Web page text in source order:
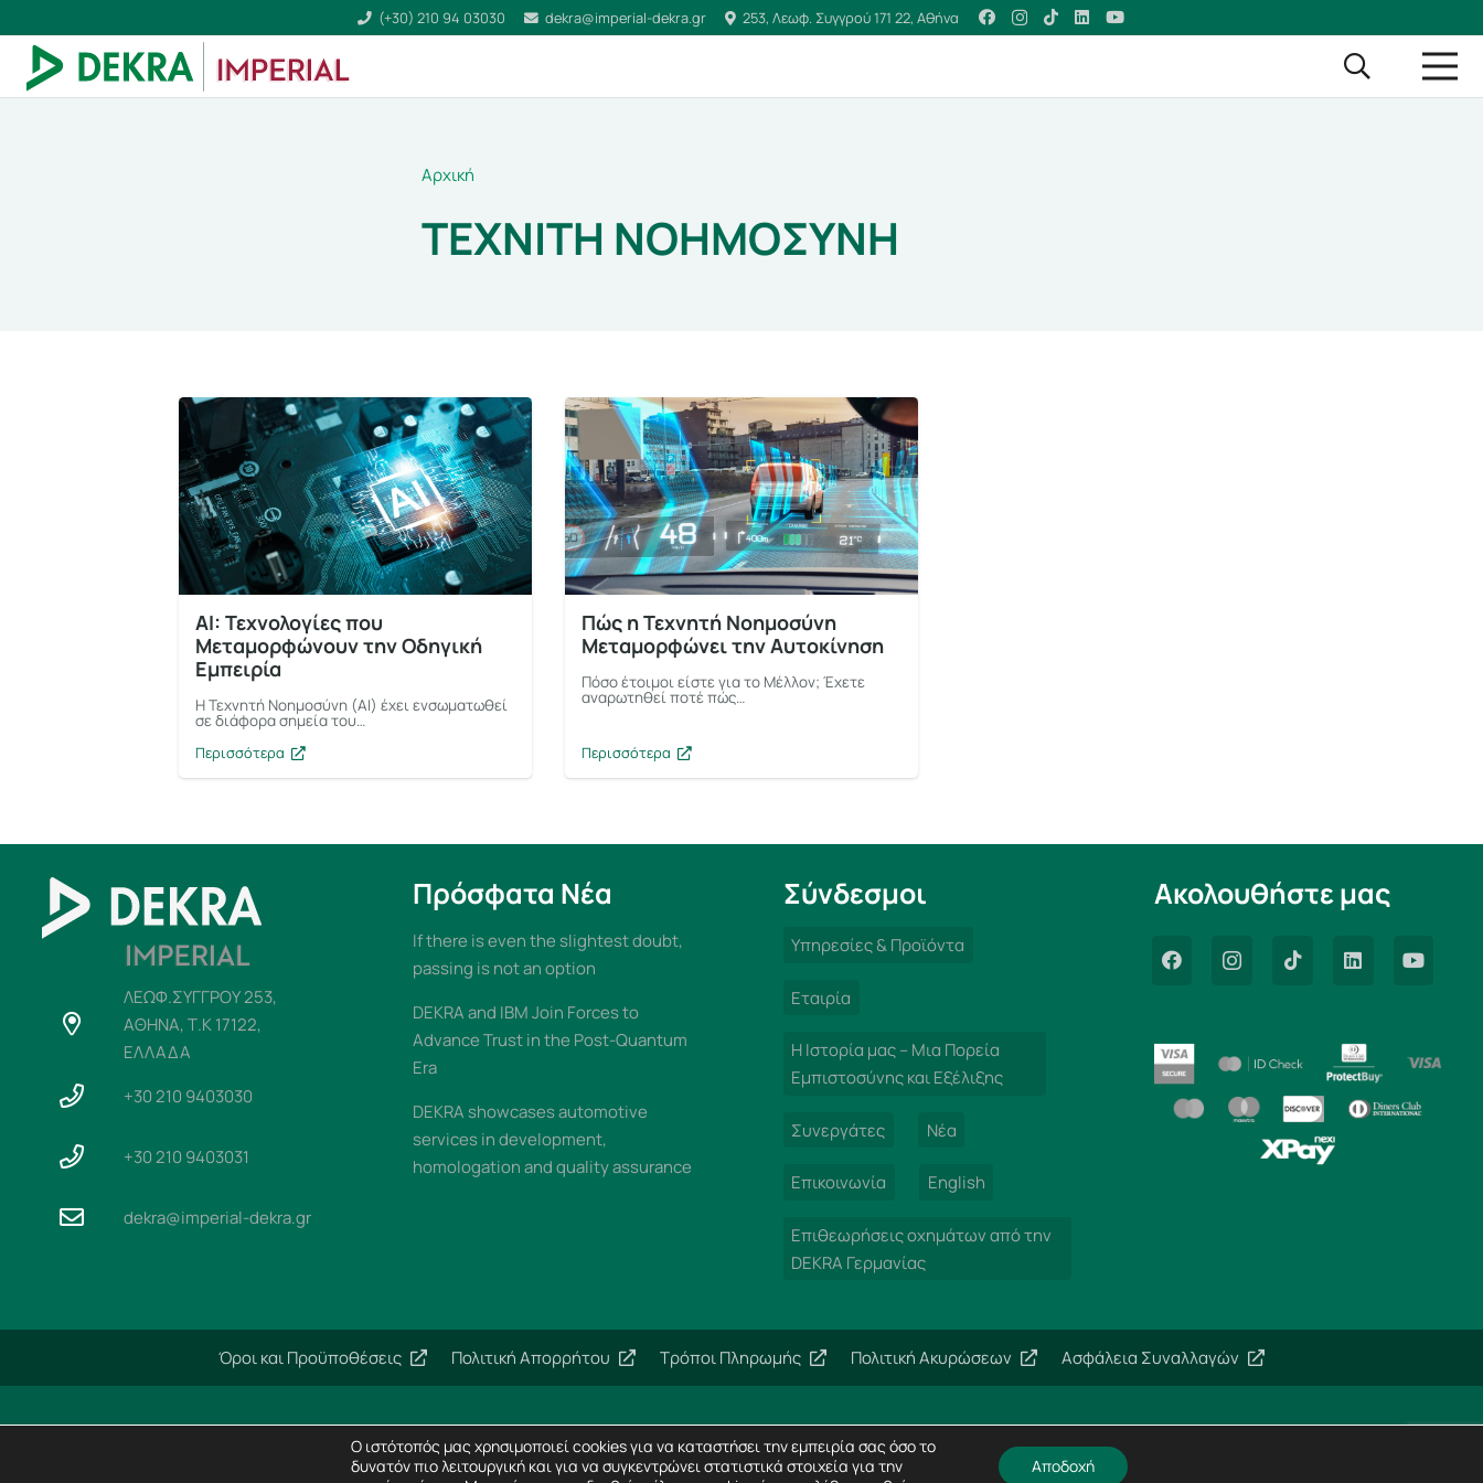
(+30) 210 94 03030 dekra@imperial-dekra.gr 253, Λεωφ. Συγγρού 171 22, Αθήνα
Αρχική
ΤΕΧΝΙΤΗ ΝΟΗΜΟΣΥΝΗ
AI: Τεχνολογίες που
Μεταμορφώνουν την Οδηγική
Εμπειρία
Η Τεχνητή Νοημοσύνη (ΑΙ) έχει ενσωματωθεί
σε διάφορα σημεία του…
Περισσότερα
Πώς η Τεχνητή Νοημοσύνη
Μεταμορφώνει την Αυτοκίνηση
Πόσο έτοιμοι είστε για το Μέλλον; Έχετε
αναρωτηθεί ποτέ πώς…
Περισσότερα
ΛΕΩΦ.ΣΥΓΓΡΟΥ 253,
ΑΘΗΝΑ, Τ.Κ 17122,
ΕΛΛΑΔΑ
+30 210 9403030
+30 210 9403031
dekra@imperial-dekra.gr
Πρόσφατα Νέα
If there is even the slightest doubt,
passing is not an option
DEKRA and IBM Join Forces to
Advance Trust in the Post-Quantum
Era
DEKRA showcases automotive
services in development,
homologation and quality assurance
Σύνδεσμοι
Υπηρεσίες & Προϊόντα
Εταιρία
Η Ιστορία μας – Μια Πορεία
Εμπιστοσύνης και Εξέλιξης
Συνεργάτες Νέα
Επικοινωνία English
Επιθεωρήσεις οχημάτων από την
DEKRA Γερμανίας
Ακολουθήστε μας
Όροι και Προϋποθέσεις Πολιτική Απορρήτου Τρόποι Πληρωμής Πολιτική Ακυρώσεων Ασφάλεια Συναλλαγών
Copyright 2024 – Imperial Dekra – All rights reserved
Σχεδίαση ΙστοσελίδωνHorizon
Ο ιστότοπός μας χρησιμοποιεί cookies για να καταστήσει την εμπειρία σας όσο το
δυνατόν πιο λειτουργική και για να συγκεντρώνει στατιστικά στοιχεία για την
Αποδοχή